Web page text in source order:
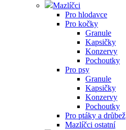
Mazlíčci
Pro hlodavce
Pro kočky
Granule
Kapsičky
Konzervy
Pochoutky
Pro psy
Granule
Kapsičky
Konzervy
Pochoutky
Pro ptáky a drůbež
Mazlíčci ostatní